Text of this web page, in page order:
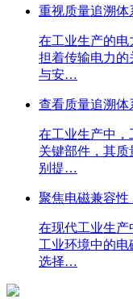
重视质量追溯
在工业生产的电
担着传输电力的
与安…
查看质量追溯体
在工业生产中，
关键部件，其
别提…
聚焦电磁兼容
在现代工业生产
工业环境中的电
选择…